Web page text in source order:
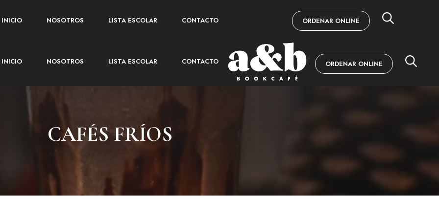
INICIO NOSOTROS LISTA ESCOLAR CONTACTO ORDENAR ONLINE
INICIO NOSOTROS LISTA ESCOLAR CONTACTO ORDENAR ONLINE
CAFÉS FRÍOS